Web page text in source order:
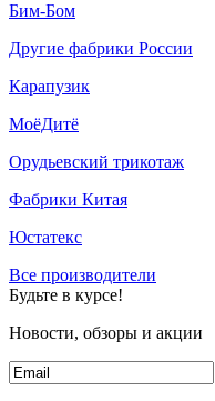
Бим-Бом
Другие фабрики России
Карапузик
МоёДитё
Орудьевский трикотаж
Фабрики Китая
Юстатекс
Все производители
Будьте в курсе!
Новости, обзоры и акции